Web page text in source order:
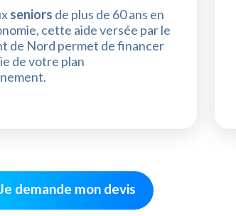
seniors de plus de 60 ans en
cette aide versée par le
de Nord permet de financer
de votre plan
demande mon devis